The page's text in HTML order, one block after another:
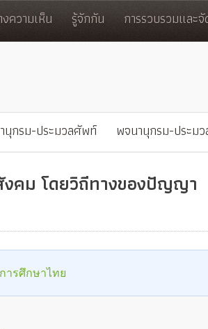
ความเห็น รู้จักกัน การรวบรวมและ
นุกรม-ประมวลศัพท์ พจนานุกรม-ประมว
คม โดยวิถีทางของปัญญา
ารศึกษาไทย